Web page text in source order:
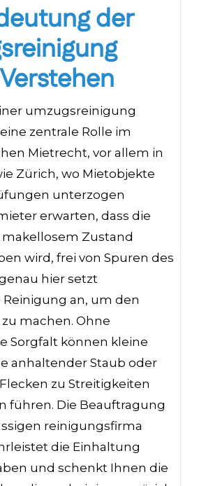
der
umzugsreinigung
zentrale Rolle im
Mietrecht, vor allem in
Zürich, wo Mietobjekte
unterzogen
erwarten, dass die
Zustand
wird, frei von Spuren des
hier setzt
an, um den
machen. Ohne
Sorgfalt können kleine
anhaltender Staub oder
zu Streitigkeiten
führen. Die Beauftragung
reinigungsfirma
die Einhaltung
und schenkt Ihnen die